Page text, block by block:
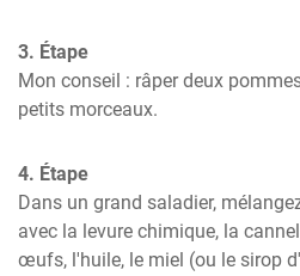
3. Étape
Mon conseil : râper deux
petits morceaux.
4. Étape
Dans un grand saladier,
avec la levure chimique, la
œufs, l'huile, le miel (ou le sirop